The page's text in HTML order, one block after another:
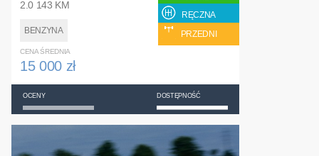
2.0 143 KM
BENZYNA
RĘCZNA
PRZEDNI
CENA ŚREDNIA
15 000 zł
OCENY DOSTĘPNOŚĆ